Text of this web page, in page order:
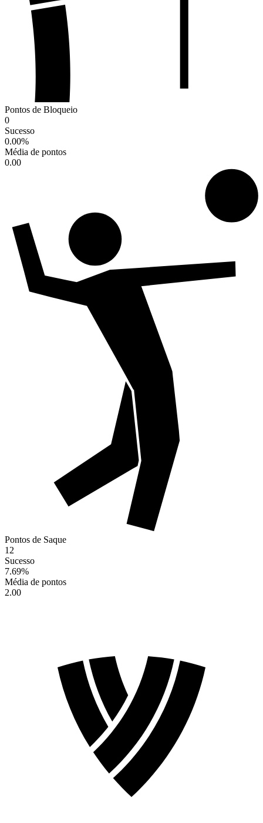
Pontos de Bloqueio
0
Sucesso
0.00%
Média de pontos
0.00
Pontos de Saque
12
Sucesso
7.69%
Média de pontos
2.00